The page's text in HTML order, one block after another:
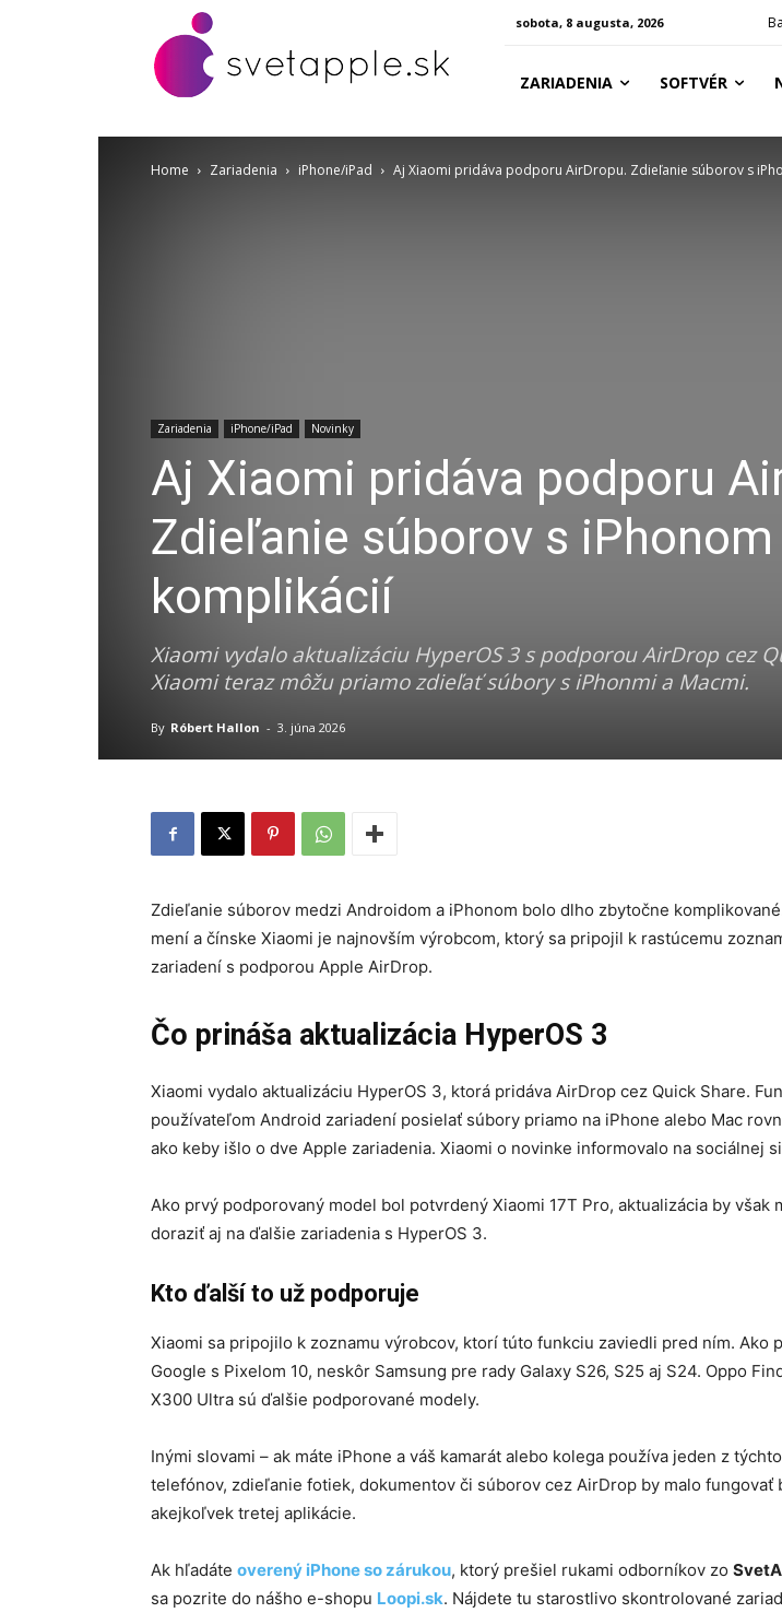
sobota, 8 augusta, 2026
ZARIADENIA SOFTVÉR
Home Zariadenia iPhone/iPad Aj Xiaomi pridáva podporu AirDropu. Zdieľanie súborov s
Zariadenia iPhone/iPad Novinky
Aj Xiaomi pridáva podporu
Zdieľanie súborov s
komplikácií
Xiaomi vydalo aktualizáciu HyperOS 3 s podporou AirDrop cez
Xiaomi teraz môžu priamo zdieľať súbory s iPhonmi a Macmi.
By Róbert Hallon - 3. júna 2026
Zdieľanie súborov medzi Androidom a iPhonom bolo dlho zbytočne
mení a čínske Xiaomi je najnovším výrobcom, ktorý sa pripojil k rastúcemu
zariadení s podporou Apple AirDrop.
Čo prináša aktualizácia HyperOS 3
Xiaomi vydalo aktualizáciu HyperOS 3, ktorá pridáva AirDrop cez Quick Share.
používateľom Android zariadení posielať súbory priamo na iPhone alebo Mac
ako keby išlo o dve Apple zariadenia. Xiaomi o novinke informovalo na sociálnej
Ako prvý podporovaný model bol potvrdený Xiaomi 17T Pro, aktualizácia by však
doraziť aj na ďalšie zariadenia s HyperOS 3.
Kto ďalší to už podporuje
Xiaomi sa pripojilo k zoznamu výrobcov, ktorí túto funkciu zaviedli pred ním. Ako
Google s Pixelom 10, neskôr Samsung pre rady Galaxy S26, S25 aj S24. Oppo
X300 Ultra sú ďalšie podporované modely.
Inými slovami – ak máte iPhone a váš kamarát alebo kolega používa jeden z
telefónov, zdieľanie fotiek, dokumentov či súborov cez AirDrop by malo fungovať
akejkoľvek tretej aplikácie.
Ak hľadáte overený iPhone so zárukou, ktorý prešiel rukami odborníkov zo
sa pozrite do nášho e-shopu Loopi.sk. Nájdete tu starostlivo skontrolované